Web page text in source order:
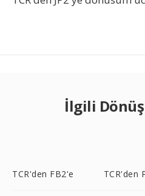
İlgili
TCR'den FB2'e TCR'den